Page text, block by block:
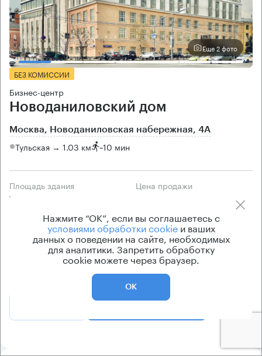
Еще 2 фото
БЕЗ КОМИССИИ
Бизнес-центр
Новоданиловский дом
Москва, Новоданиловская набережная, 4А
Тульская → 1.03 км ~10 мин
Площадь здания
18500 кв.м
Цена продажи
Класс здания Вентиляция
приточно-вытяжная
Кондиционирование
центральное
Нажмите “ОК”, если вы соглашаетесь с
условиями обработки cookieи ваших
данных о поведении на сайте, необходимых
для аналитики. Запретить обработку
cookie можете через браузер.
ОК